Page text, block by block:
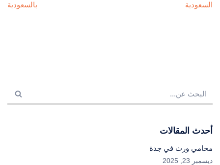
السعودية
بالسعودية
أحدث المقالات
محامي ورث في جدة
ديسمبر 23, 2025